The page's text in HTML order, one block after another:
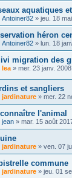
aquatiques
Antoiner82 » jeu. 18
héron
Antoiner82 » lun. 18
migration des
lea » mer. 23 janv.
et sangliers
jardinature » mer. 22
l'animal
jean » mar. 15 août
jardinature » ven. 07
commune
jardinature » jeu. 01